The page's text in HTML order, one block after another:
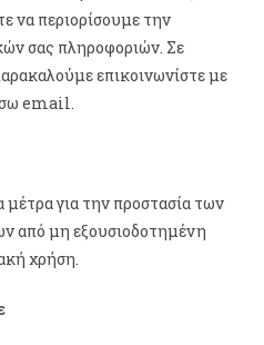
να περιορίσουμε την
σας πληροφοριών. Σε
επικοινωνίστε με
email.
για την προστασία των
από μη εξουσιοδοτημένη
χρήση.